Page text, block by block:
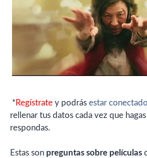
* Regístrate y podrás estar conectado
rellenar tus datos cada vez que
respondas.
Estas son preguntas sobre películas